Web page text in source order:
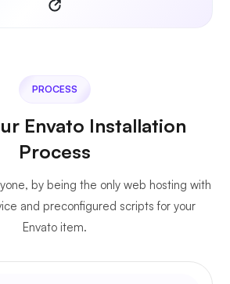
PROCESS
Envato Installation
Process
by being the only web hosting with
and preconfigured scripts for your
Envato item.